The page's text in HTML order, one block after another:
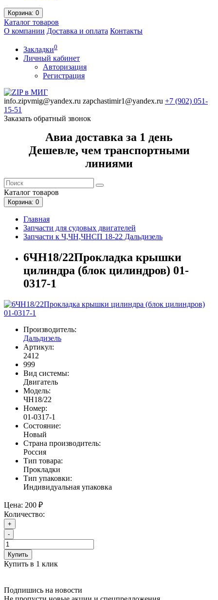
Корзина: 0
Каталог товаров
О компании Доставка и оплата Контакты
Закладки0
Личный кабинет
Авторизация
Регистрация
info.zipvmig@yandex.ru zapchastimir1@yandex.ru +7 (902) 051-
15-51
Заказать обратный звонок
Авиа доставка за 1 день
Дешевле, чем транспортными
линиями
Каталог товаров
Корзина: 0
Главная
Запчасти для судовых двигателей
Запчасти к Ч,ЧН,ЧНСП 18-22 Дальдизель
6ЧН18/22Прокладка крышки
цилиндра (блок цилиндров) 01-
0317-1
Производитель:
Дальдизель
Артикул:
2412
999
Вид системы:
Двигатель
Модель:
ЧН18/22
Номер:
01-0317-1
Состояние:
Новый
Страна производитель:
Россия
Тип товара:
Прокладки
Тип упаковки:
Индивидуальная упаковка
Цена: 200 ₽
Количество:
+
-
Купить
Купить в 1 клик
Подпишись на новости